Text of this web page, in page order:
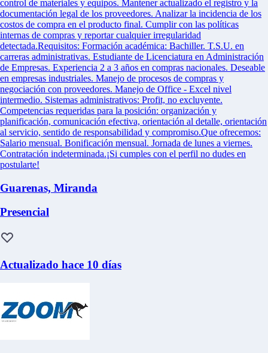
control de materiales y equipos. Mantener actualizado el registro y la
documentación legal de los proveedores. Analizar la incidencia de los
costos de compra en el producto final. Cumplir con las políticas
internas de compras y reportar cualquier irregularidad
detectada.Requisitos: Formación académica: Bachiller. T.S.U. en
carreras administrativas. Estudiante de Licenciatura en Administración
de Empresas. Experiencia 2 a 3 años en compras nacionales. Deseable
en empresas industriales. Manejo de procesos de compras y
negociación con proveedores. Manejo de Office - Excel nivel
intermedio. Sistemas administrativos: Profit, no excluyente.
Competencias requeridas para la posición: organización y
planificación, comunicación efectiva, orientación al detalle, orientación
al servicio, sentido de responsabilidad y compromiso.Que ofrecemos:
Salario mensual. Bonificación mensual. Jornada de lunes a viernes.
Contratación indeterminada.¡Si cumples con el perfil no dudes en
postularte!
Guarenas, Miranda
Presencial
Actualizado hace 10 días